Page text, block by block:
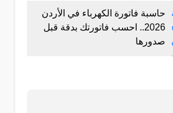
حاسبة فاتورة الكهرباء في الأردن
2026.. احسب فاتورتك بدقة قبل
صدورها